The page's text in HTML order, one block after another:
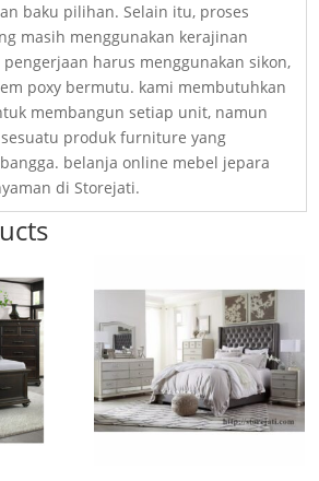
baku pilihan. Selain itu, proses
masih menggunakan kerajinan
harus menggunakan sikon,
poxy bermutu. kami membutuhkan
membangun setiap unit, namun
produk furniture yang
belanja online mebel jepara
di Storejati.